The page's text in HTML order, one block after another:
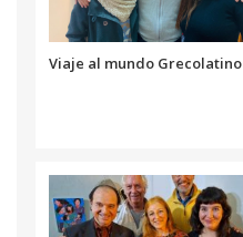
Viaje al mundo Grecolatino